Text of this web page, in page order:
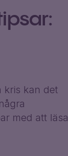
kris kan det
med att läsa